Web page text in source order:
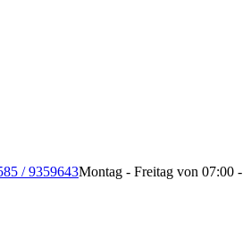
/ 9359643Montag - Freitag von 07:00 -